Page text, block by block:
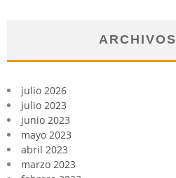
ARCHIVOS
julio 2026
julio 2023
junio 2023
mayo 2023
abril 2023
marzo 2023